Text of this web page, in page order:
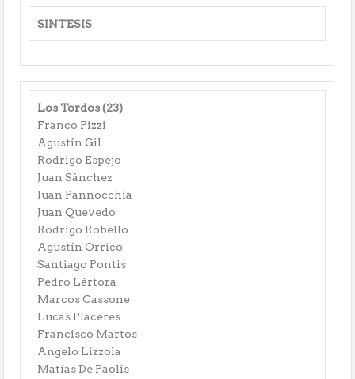
SINTESIS
Los Tordos (23)
Franco Pizzi
Agustín Gil
Rodrigo Espejo
Juan Sánchez
Juan Pannocchia
Juan Quevedo
Rodrigo Robello
Agustín Orrico
Santiago Pontis
Pedro Lértora
Marcos Cassone
Lucas Placeres
Francisco Martos
Angelo Lizzola
Matías De Paolis